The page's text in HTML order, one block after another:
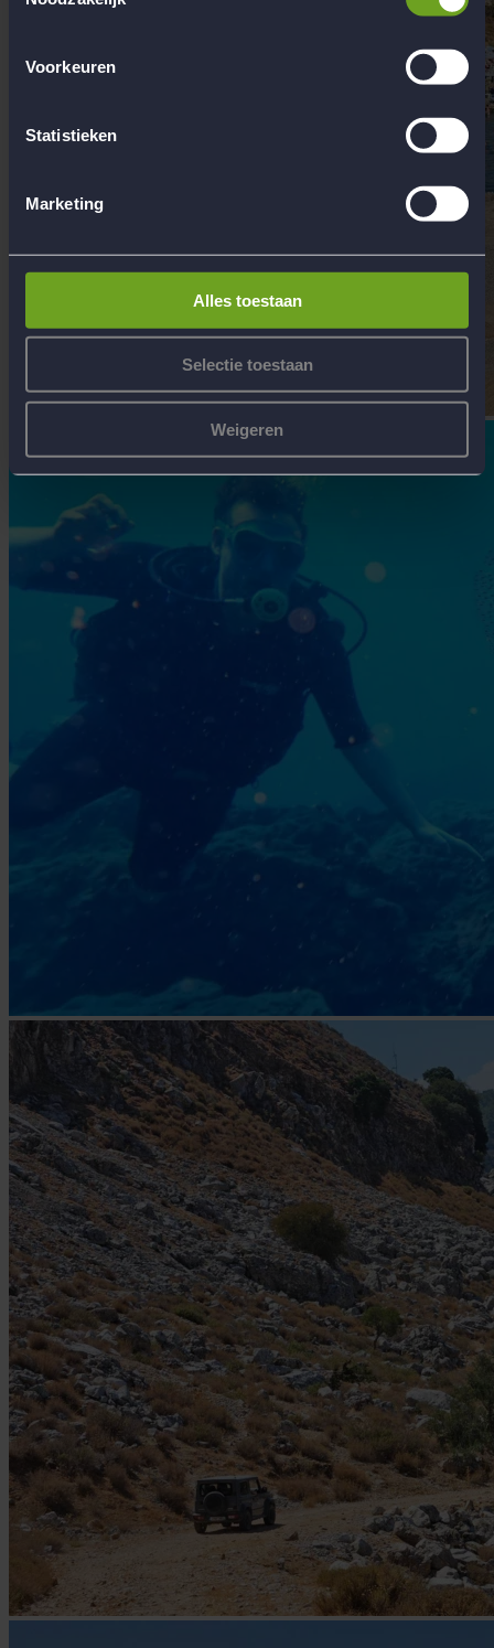
Voorkeuren
Statistieken
Marketing
Alles toestaan
Selectie toestaan
Weigeren